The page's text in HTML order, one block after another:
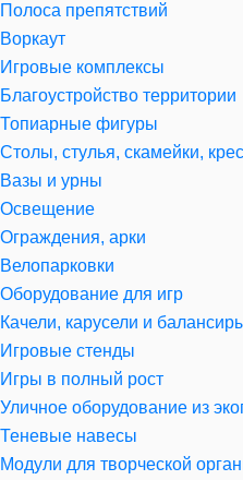
Полоса препятствий
Воркаут
Игровые комплексы
Благоустройство территории
Топиарные фигуры
Столы, стулья, скамейки,
Вазы и урны
Освещение
Ограждения, арки
Велопарковки
Оборудование для игр
Качели, карусели и
Игровые стенды
Игры в полный рост
Уличное оборудование из
Теневые навесы
Модули для творческой